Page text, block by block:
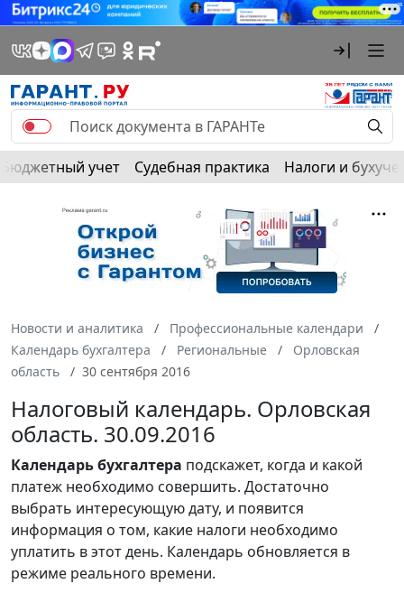
Бюджетный учет Судебная практика Налоги и
Новости и аналитика
Профессиональные календари
Календарь бухгалтера
Региональные
Орловская
область
30 сентября 2016
Налоговый календарь. Орловская
область. 30.09.2016
Календарьбухгалтера подскажет, когда и какой
платеж необходимо совершить. Достаточно
выбрать интересующую дату, и появится
информация о том, какие налоги необходимо
уплатить в этот день. Календарь обновляется в
режиме реального времени.